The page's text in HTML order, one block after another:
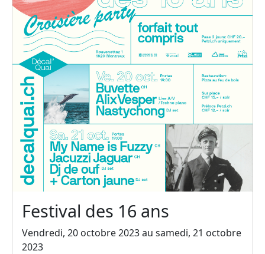
Festival des 16 ans
Vendredi, 20 octobre 2023 au samedi, 21 octobre
2023